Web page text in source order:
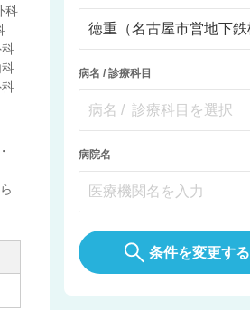
病名 / 診療科目
病院名
条件を変更する
科